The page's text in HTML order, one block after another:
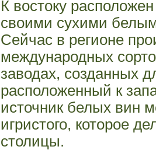
К востоку
своими сухими
Сейчас в регионе
международных
заводах, созданных
расположенный к
источник белых вин
игристого, которое
столицы.